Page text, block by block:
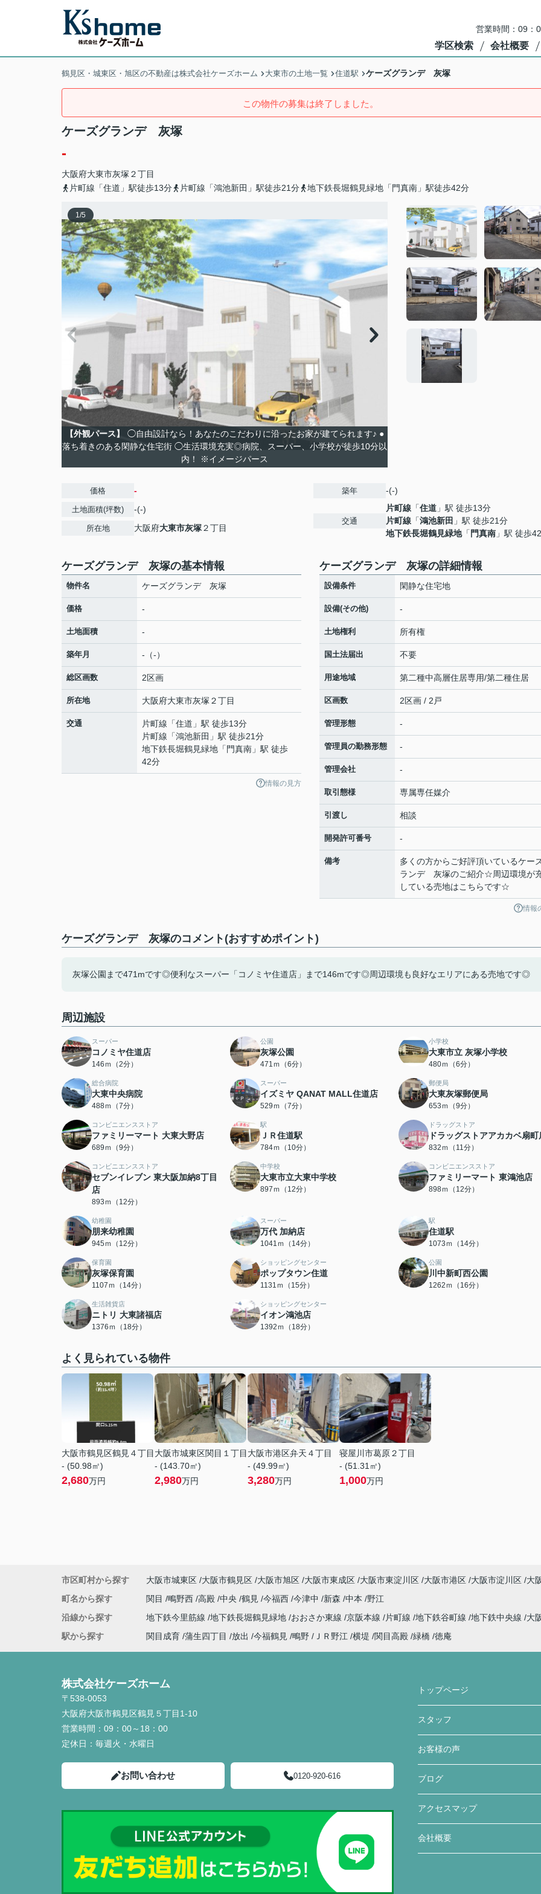
営業時間：09：
学区検索 会社概要
鶴見区・城東区・旭区の不動産は株式会社ケーズホーム 大東市の土地一覧 住道駅 ケーズグランデ 灰塚
この物件の募集は終了しました。
ケーズグランデ 灰塚
-
大阪府大東市灰塚 ２丁目
片町線「住道」駅徒歩13分
片町線「鴻池新田」駅徒歩21分 地下鉄長堀鶴見緑地「門真南」駅徒歩42分
1/5
【外観パース】
◯自由設計なら！あなたのこだわりに沿ったお家が建てられます♪ ●
落ち着きのある閑静な住宅街 ◯生活環境充実◎病院、スーパー、小学校が徒歩10分以
内！ ※イメージパース
価格 -
土地面積(坪数) -(-)
所在地 大阪府大東市灰塚２丁目
築年 -(-)
交通
片町線 「住道 」駅 徒歩13分
片町線 「鴻池新田 」駅 徒歩21分
地下鉄長堀鶴見緑地「 門真南 」駅 徒歩
ケーズグランデ 灰塚の基本情報
物件名 ケーズグランデ 灰塚
価格 -
土地面積 -
築年月 -（-）
総区画数 2区画
所在地 大阪府大東市灰塚 ２丁目
交通 片町線 「住道 」駅 徒歩13分
片町線 「鴻池新田 」駅 徒歩21分
地下鉄長堀鶴見緑地 「 門真南 」駅 徒歩
42分
情報の見方
ケーズグランデ 灰塚の詳細情報
設備条件 閑静な住宅地
設備(その他) -
土地権利 所有権
国土法届出 不要
用途地域 第二種中高層住居専用/第二種住居
区画数 2区画 / 2戸
管理形態 -
管理員の勤務形態 -
管理会社 -
取引態様 専属専任媒介
引渡し 相談
開発許可番号 -
備考
多くの方からご好評頂いているケー
ランデ 灰塚のご紹介☆周辺環境が
している売地はこちらです☆
情報
ケーズグランデ 灰塚のコメント(おすすめポイント)
灰塚公園まで471mです◎便利なスーパー「コノミヤ住道店」まで146mです◎周辺環境も良好なエリアにある売地です◎
周辺施設
スーパー
コノミヤ住道店
146ｍ（2分）
公園
灰塚公園
471ｍ（6分）
小学校
大東市立 灰塚小学校
480ｍ（6分）
総合病院
大東中央病院
488ｍ（7分）
スーパー
イズミヤ QANAT MALL住道店
529ｍ（7分）
郵便局
大東灰塚郵便局
653ｍ（9分）
コンビニエンスストア
ファミリーマート 大東大野店
689ｍ（9分）
駅
ＪＲ住道駅
784ｍ（10分）
ドラッグストア
ドラッグストアアカカベ扇町
832ｍ（11分）
コンビニエンスストア
セブンイレブン 東大阪加納8丁目
店
893ｍ（12分）
中学校
大東市立大東中学校
897ｍ（12分）
コンビニエンスストア
ファミリーマート 東鴻池店
898ｍ（12分）
幼稚園
朋来幼稚園
945ｍ（12分）
スーパー
万代 加納店
1041ｍ（14分）
駅
住道駅
1073ｍ（14分）
保育園
灰塚保育園
1107ｍ（14分）
ショッピングセンター
ポップタウン住道
1131ｍ（15分）
公園
川中新町西公園
1262ｍ（16分）
生活雑貨店
ニトリ 大東諸福店
1376ｍ（18分）
ショッピングセンター
イオン鴻池店
1392ｍ（18分）
よく見られている物件
大阪市鶴見区鶴見４丁目
- (50.98㎡)
2,680万円
大阪市城東区関目１丁目
- (143.70㎡)
2,980万円
大阪市港区弁天４丁目
- (49.99㎡)
3,280万円
寝屋川市葛原２丁目
- (51.31㎡)
1,000万円
市区町村から探す 大阪市城東区 大阪市鶴見区 大阪市旭区 大阪市東成区 大阪市東淀川区 大阪市港区 大阪市淀川区 大
町名から探す
関目 鴫野西 高殿 中央 鶴見 今福西 今津中 新森 中本
野江
沿線から探す
地下鉄今里筋線 地下鉄長堀鶴見緑地 おおさか東線 京阪本線 片町線 地下鉄谷町線 地下鉄中央線
大
駅から探す
関目成育 蒲生四丁目 放出 今福鶴見 鴫野 ＪＲ野江 横堤 関目高殿 緑橋 徳庵
株式会社ケーズホーム
〒538-0053
大阪府大阪市鶴見区鶴見５丁目1-10
営業時間： 09：00～18：00
定休日： 毎週火・水曜日
お問い合わせ 0120-920-616
トップページ
スタッフ
お客様の声
ブログ
アクセスマップ
会社概要